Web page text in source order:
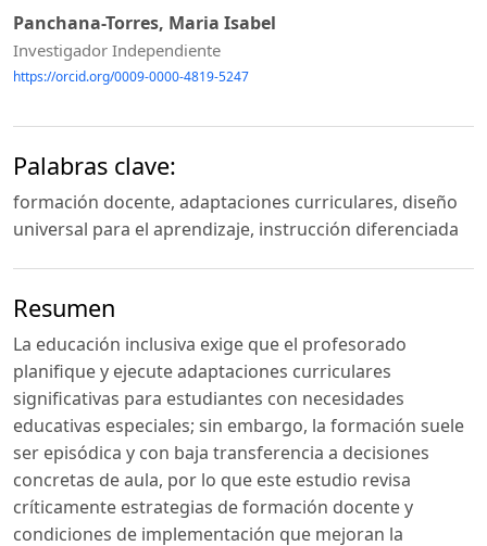
Panchana-Torres, Maria Isabel
Investigador Independiente
https://orcid.org/0009-0000-4819-5247
Palabras clave:
formación docente, adaptaciones curriculares, diseño
universal para el aprendizaje, instrucción diferenciada
Resumen
La educación inclusiva exige que el profesorado
planifique y ejecute adaptaciones curriculares
significativas para estudiantes con necesidades
educativas especiales; sin embargo, la formación suele
ser episódica y con baja transferencia a decisiones
concretas de aula, por lo que este estudio revisa
críticamente estrategias de formación docente y
condiciones de implementación que mejoran la